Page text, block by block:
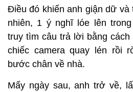
Điều đó khiến anh giận dữ và
nhiên, 1 ý nghĩ lóe lên
truy tìm câu trả lời bằng
chiếc camera quay lén rồi
bước chân về nhà.
Mấy ngày sau, anh trở về,